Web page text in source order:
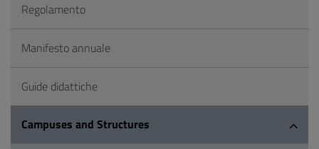
Regolamento
Manifesto annuale
Guide didattiche
Campuses and Structures